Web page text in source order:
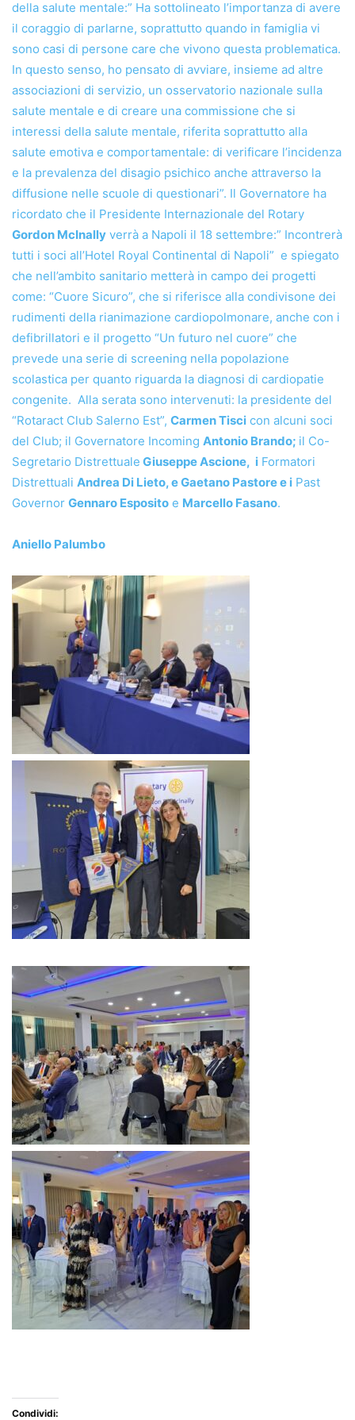
della salute mentale:” Ha sottolineato l’importanza di avere
il coraggio di parlarne, soprattutto quando in famiglia vi
sono casi di persone care che vivono questa problematica.
In questo senso, ho pensato di avviare, insieme ad altre
associazioni di servizio, un osservatorio nazionale sulla
salute mentale e di creare una commissione che si
interessi della salute mentale, riferita soprattutto alla
salute emotiva e comportamentale: di verificare l’incidenza
e la prevalenza del disagio psichico anche attraverso la
diffusione nelle scuole di questionari”. Il Governatore ha
ricordato che il Presidente Internazionale del Rotary
Gordon McInally verrà a Napoli il 18 settembre:” Incontrerà
tutti i soci all’Hotel Royal Continental di Napoli” e spiegato
che nell’ambito sanitario metterà in campo dei progetti
come: “Cuore Sicuro”, che si riferisce alla condivisone dei
rudimenti della rianimazione cardiopolmonare, anche con i
defibrillatori e il progetto “Un futuro nel cuore” che
prevede una serie di screening nella popolazione
scolastica per quanto riguarda la diagnosi di cardiopatie
congenite. Alla serata sono intervenuti: la presidente del
“Rotaract Club Salerno Est”, Carmen Tisci con alcuni soci
del Club; il Governatore Incoming Antonio Brando; il Co-
Segretario Distrettuale Giuseppe Ascione, i Formatori
Distrettuali Andrea Di Lieto, e Gaetano Pastoree i Past
Governor Gennaro Esposito e Marcello Fasano.
Aniello Palumbo
Condividi: